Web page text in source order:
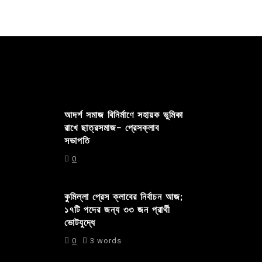
আদর্শ সমাজ বিনির্মাণে সহায়ক ভুমিকা
রাখে ছাত্রসমাজ- প্রেসক্লাব
সভাপতি
0
কুমিল্লা প্রেস ক্লাবের নির্বাচন আজ;
১৭টি পদের জন্য ৩৩ জন প্রার্থী
ভোটযুদ্ধে
0 3 words